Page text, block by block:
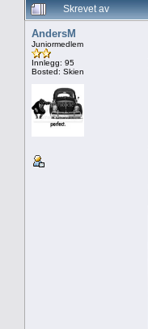
Skrevet av
AndersM
Juniormedlem
Innlegg: 95
Bosted: Skien